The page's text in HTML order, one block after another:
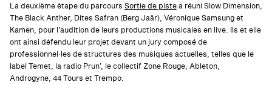
La deuxième étape du parcours Sortie de pistea réuni Slow Dimension,
The Black Anther, Dites Safran (Berg Jaär), Véronique Samsung et
Kamen, pour l’audition de leurs productions musicales en live. Ils et elle
ont ainsi défendu leur projet devant un jury composé de
professionnel·les de structures des musiques actuelles, telles que le
label Temet, la radio Prun’, le collectif Zone Rouge, Ableton,
Androgyne, 44 Tours et Trempo.